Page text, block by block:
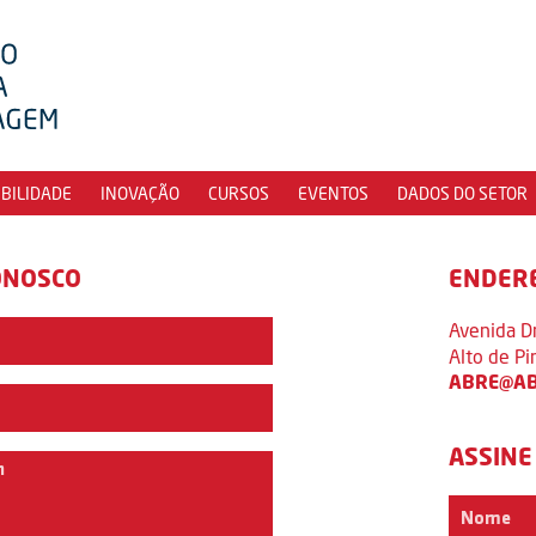
INOVAÇÃO CURSOS EVENTOS DADOS DO SETOR
Avenida
Alto de